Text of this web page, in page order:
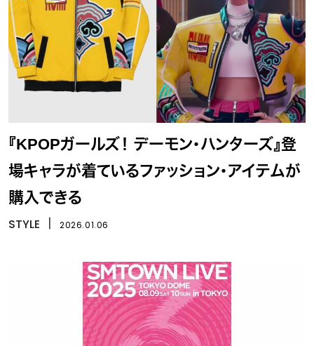
『KPOPガールズ！ デーモン・ハンターズ』登
場キャラが着ているファッション・アイテムが
購入できる
STYLE 2026.01.06